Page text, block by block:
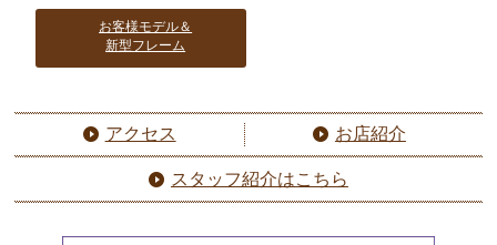
お客様モデル＆
新型フレーム
アクセス お店紹介
スタッフ紹介はこちら